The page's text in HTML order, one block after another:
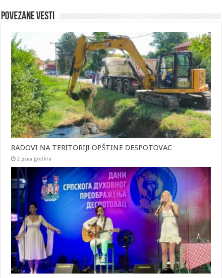
Povezane vesti
RADOVI NA TERITORIJI OPŠTINE DESPOTOVAC
2 дана godina